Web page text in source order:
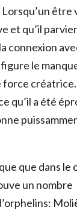
être
et qu’il
connexion
le
créatrice.
qu’il a été
que dans le
un nombre